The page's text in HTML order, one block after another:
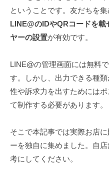
ということです。友だちを
LINE@のIDやQRコードを
ヤーの設置が有効です。
LINE@の管理画面には無料
す。しかし、出力できる種
性や訴求力を出すためには
て制作する必要があります。
そこで本記事では実際お店
ーを独自に集めました。自
考にしてください。